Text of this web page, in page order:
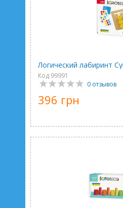
Логический лабиринт
Код 99991
0 отзывов
396 грн